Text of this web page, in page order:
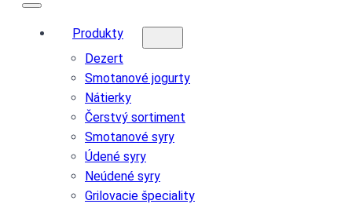
Produkty
Dezert
Smotanové jogurty
Nátierky
Čerstvý sortiment
Smotanové syry
Údené syry
Neúdené syry
Grilovacie špeciality